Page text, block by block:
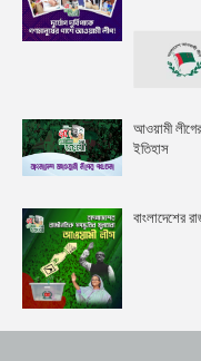
আওয়ামী
ইতিহাস
বাংলাদেশের